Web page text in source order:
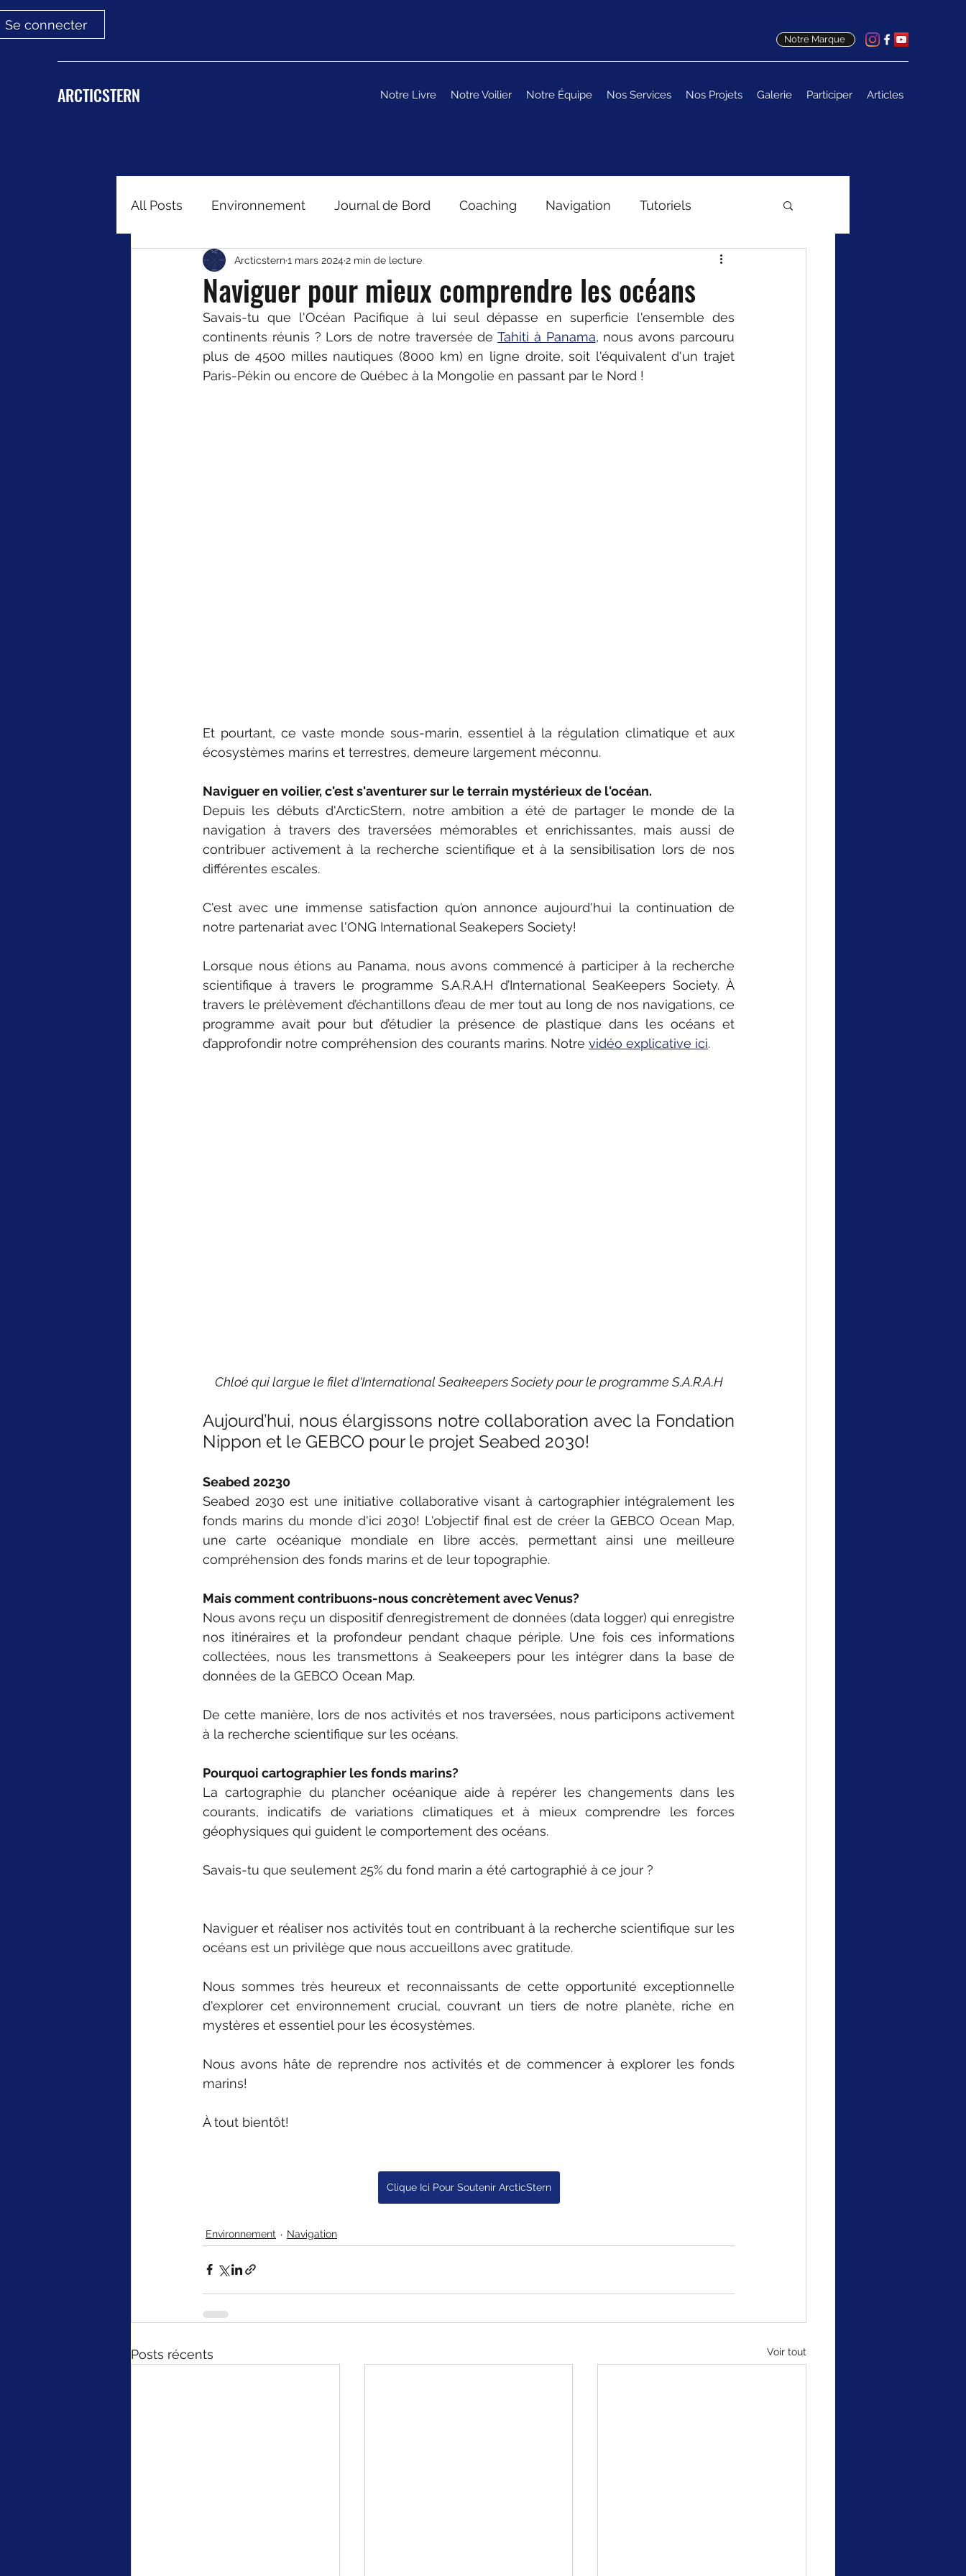
Se connecter
Notre Marque
ARCTICSTERN Notre Livre Notre Voilier Notre Équipe Nos Services Nos Projets Galerie Participer Articles
All Posts Environnement Journal de Bord Coaching Navigation Tutoriels
Naviguer pour mieux comprendre les océans
Arcticstern1 mars 2024 2 min de lecture
Savais-tu que l'Océan Pacifique à lui seul dépasse en superficie l'ensemble des
continents réunis ? Lors de notre traversée de Tahiti à Panama, nous avons parcouru
plus de 4500 milles nautiques (8000 km) en ligne droite, soit l'équivalent d'un trajet
Paris-Pékin ou encore de Québec à la Mongolie en passant par le Nord !
Et pourtant, ce vaste monde sous-marin, essentiel à la régulation climatique et aux
écosystèmes marins et terrestres, demeure largement méconnu.
Naviguer en voilier, c'est s'aventurer sur le terrain mystérieux de l'océan.
Depuis les débuts d'ArcticStern, notre ambition a été de partager le monde de la
navigation à travers des traversées mémorables et enrichissantes, mais aussi de
contribuer activement à la recherche scientifique et à la sensibilisation lors de nos
différentes escales.
C'est avec une immense satisfaction qu’on annonce aujourd'hui la continuation de
notre partenariat avec l'ONG International Seakepers Society!
Lorsque nous étions au Panama, nous avons commencé à participer à la recherche
scientifique à travers le programme S.A.R.A.H d’International SeaKeepers Society. À
travers le prélèvement d’échantillons d’eau de mer tout au long de nos navigations, ce
programme avait pour but d’étudier la présence de plastique dans les océans et
d’approfondir notre compréhension des courants marins. Notre vidéo explicative ici.
Chloé qui largue le filet d'International Seakeepers Society pour le programme S.A.R.A.H
Aujourd’hui, nous élargissons notre collaboration avec la Fondation
Nippon et le GEBCO pour le projet Seabed 2030!
Seabed 20230
Seabed 2030 est une initiative collaborative visant à cartographier intégralement les
fonds marins du monde d'ici 2030! L'objectif final est de créer la GEBCO Ocean Map,
une carte océanique mondiale en libre accès, permettant ainsi une meilleure
compréhension des fonds marins et de leur topographie.
Mais comment contribuons-nous concrètement avec Venus?
Nous avons reçu un dispositif d’enregistrement de données (data logger) qui enregistre
nos itinéraires et la profondeur pendant chaque périple. Une fois ces informations
collectées, nous les transmettons à Seakeepers pour les intégrer dans la base de
données de la GEBCO Ocean Map.
De cette manière, lors de nos activités et nos traversées, nous participons activement
à la recherche scientifique sur les océans.
Pourquoi cartographier les fonds marins?
La cartographie du plancher océanique aide à repérer les changements dans les
courants, indicatifs de variations climatiques et à mieux comprendre les forces
géophysiques qui guident le comportement des océans.
Savais-tu que seulement 25% du fond marin a été cartographié à ce jour ?
Naviguer et réaliser nos activités tout en contribuant à la recherche scientifique sur les
océans est un privilège que nous accueillons avec gratitude.
Nous sommes très heureux et reconnaissants de cette opportunité exceptionnelle
d'explorer cet environnement crucial, couvrant un tiers de notre planète, riche en
mystères et essentiel pour les écosystèmes.
Nous avons hâte de reprendre nos activités et de commencer à explorer les fonds
marins!
À tout bientôt!
Clique Ici Pour Soutenir ArcticStern
Environnement Navigation
Posts récents Voir tout